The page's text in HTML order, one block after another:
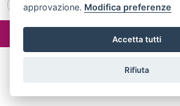
©2024 misterlex.it -
02029690472
approvazione. Modifica preferenze
Accetta tutti
Rifiuta